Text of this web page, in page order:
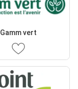
Gamm vert